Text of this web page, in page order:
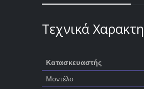
Τεχνικά
Κατασκευαστής
Μοντέλο